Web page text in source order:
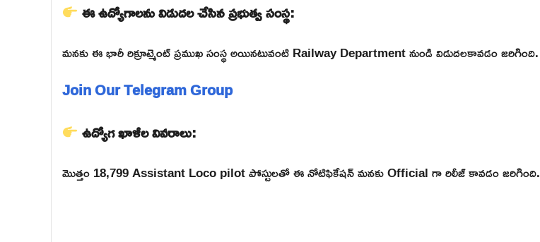
ఈ ఉద్యోగాలను విడుదల చేసిన ప్రభుత్వ సంస్థ:
మనకు ఈ భారీ రిక్రూట్మెంట్ ప్రముఖ సంస్థ అయినటువంటి Railway Department నుండి విడుదలకావడం జరిగింది.
Join Our Telegram Group
ఉద్యోగ ఖాళీల వివరాలు:
మొత్తం 18,799 Assistant Loco pilot పోస్టులతో ఈ నోటిఫికేషన్ మనకు Official గా రిలీజ్ కావడం జరిగింది.